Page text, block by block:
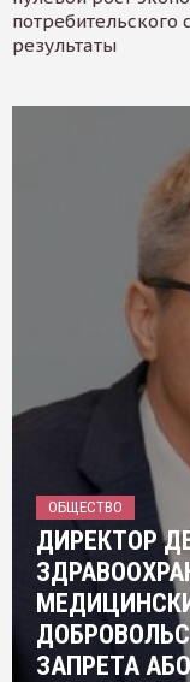
результаты
ОБЩЕСТВО
ДИРЕКТОР
ЗАПРЕТА